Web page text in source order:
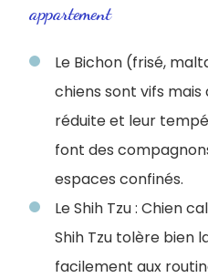
appartement
Le Bichon (frisé,
chiens sont vifs
réduite et leur
font des
espaces confinés.
Le Shih Tzu : Chien
Shih Tzu tolère bien
facilement aux